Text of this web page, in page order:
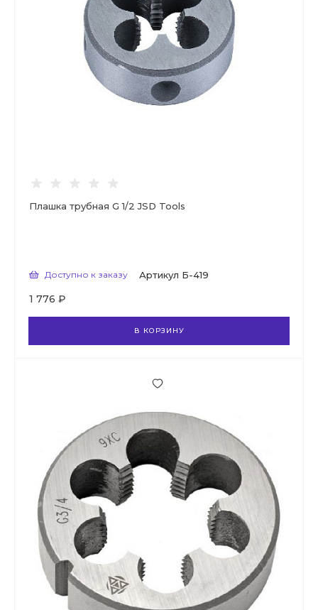
Плашка трубная G 1/2 JSD Tools
Доступно к заказу Артикул Б-419
1 776 ₽
В КОРЗИНУ